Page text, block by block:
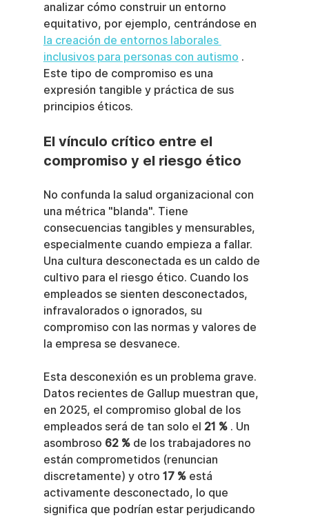
analizar cómo construir un entorno
equitativo, por ejemplo, centrándose en
la creación de entornos laborales
inclusivos para personas con autismo .
Este tipo de compromiso es una
expresión tangible y práctica de sus
principios éticos.
El vínculo crítico entre el
compromiso y el riesgo ético
No confunda la salud organizacional con
una métrica "blanda". Tiene
consecuencias tangibles y mensurables,
especialmente cuando empieza a fallar.
Una cultura desconectada es un caldo de
cultivo para el riesgo ético. Cuando los
empleados se sienten desconectados,
infravalorados o ignorados, su
compromiso con las normas y valores de
la empresa se desvanece.
Esta desconexión es un problema grave.
Datos recientes de Gallup muestran que,
en 2025, el compromiso global de los
empleados será de tan solo el 21 % . Un
asombroso 62 % de los trabajadores no
están comprometidos (renuncian
discretamente) y otro 17 % está
activamente desconectado, lo que
significa que podrían estar perjudicando